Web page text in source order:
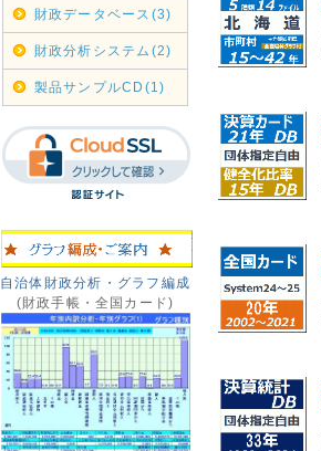
財政データベース(3)
財政分析システム(2)
製品サンプルCD(1)
自治体財政分析・グラフ編成
(財政手帳・全国カード)